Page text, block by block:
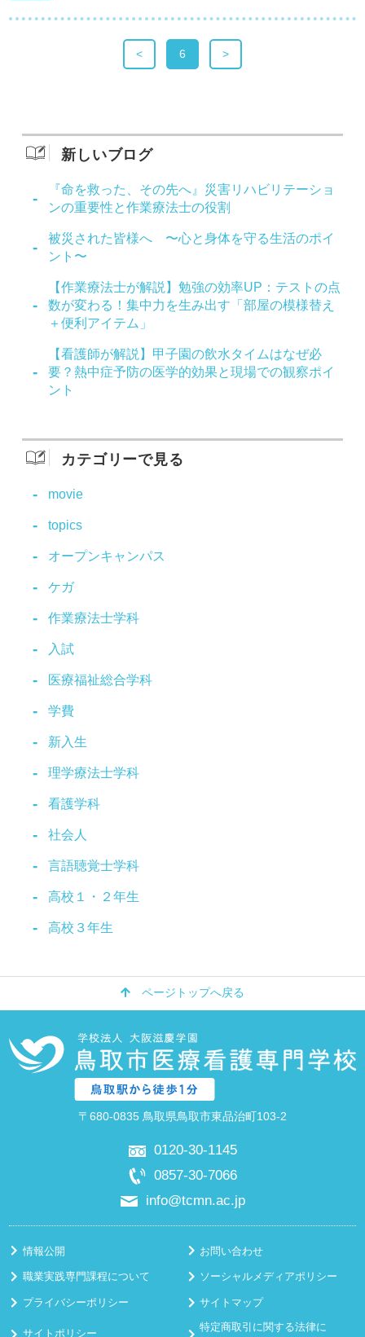
< 6 >
新しいブログ
『命を救った、その先へ』災害リハビリテーショ
ンの重要性と作業療法士の役割
被災された皆様へ 〜心と身体を守る生活のポイ
ント〜
【作業療法士が解説】勉強の効率UP：テストの点
数が変わる！集中力を生み出す「部屋の模様替え
＋便利アイテム」
【看護師が解説】甲子園の飲水タイムはなぜ必
要？熱中症予防の医学的効果と現場での観察ポイ
ント
カテゴリーで見る
movie
topics
オープンキャンパス
ケガ
作業療法士学科
入試
医療福祉総合学科
学費
新入生
理学療法士学科
看護学科
社会人
言語聴覚士学科
高校１・２年生
高校３年生
ページトップへ戻る
〒680-0835 鳥取県鳥取市東品治町103-2
0120-30-1145
0857-30-7066
info@tcmn.ac.jp
情報公開 お問い合わせ
職業実践専門課程について ソーシャルメディアポリシー
プライバシーポリシー サイトマップ
サイトポリシー
特定商取引に関する法律に